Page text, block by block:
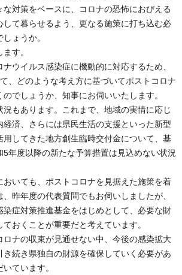
な対策をベースに、コロナの恐怖におびえる
して暮らせるよう、更なる施策に打ち込む必
ょうか。
す。
ウイルス感染症に機動的に対応するため、
、どのような考え方に基づいてポストコロナ
でしょうか、知事にお伺いいたします。
もあります。これまで、地域の実情に応じ
経済、さらには県民生活の支援といった新型
用してきた地方創生臨時交付金について、基
年度以降の新たな予算措置は見込めない状況
おいても、ポストコロナを見据えた施策を着
昨年度の代表質問でもお伺いしましたが、
染症対策推進基金をはじめとして、必要な財
おくことが重要だと考えています。
ロナの収束が見通せない中、今後の感染拡大
き続き県独自の財源を確保していく必要があ
ています。